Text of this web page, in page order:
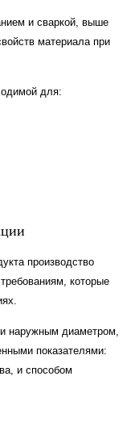
и сваркой, выше
материала при
для:
производство
которые
и наружным диаметром,
показателями:
и способом